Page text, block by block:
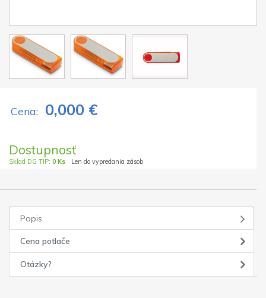
Cena: 0,000 €
Dostupnosť
Sklad DG TIP: 0 Ks Len do vypredania zásob
Popis
Cena potlače
Otázky?